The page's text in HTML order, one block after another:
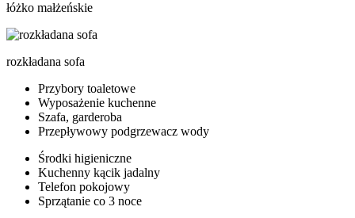
łóżko małżeńskie
rozkładana sofa
Przybory toaletowe
Wyposażenie kuchenne
Szafa, garderoba
Przepływowy podgrzewacz wody
Środki higieniczne
Kuchenny kącik jadalny
Telefon pokojowy
Sprzątanie co 3 noce